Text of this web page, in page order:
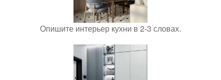
Опишите интерьер кухни в 2-3 словах.